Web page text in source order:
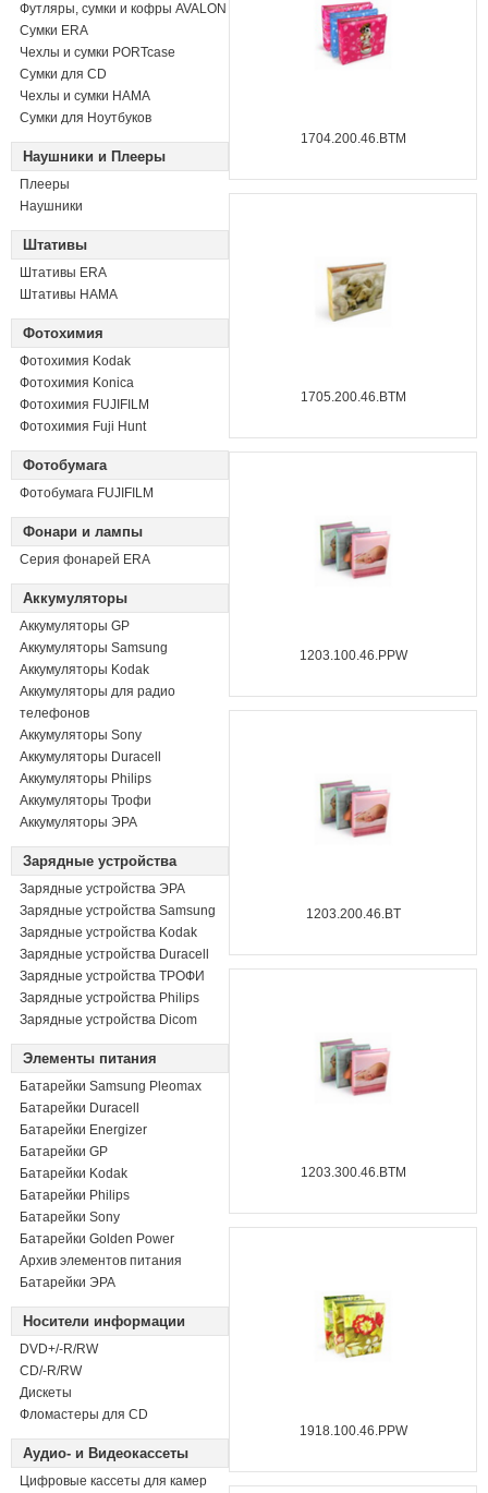
Футляры, сумки и кофры AVALON
Сумки ERA
Чехлы и сумки PORTcase
Сумки для CD
Чехлы и сумки HAMA
Сумки для Ноутбуков
Наушники и Плееры
Плееры
Наушники
Штативы
Штативы ERA
Штативы HAMA
Фотохимия
Фотохимия Kodak
Фотохимия Konica
Фотохимия FUJIFILM
Фотохимия Fuji Hunt
Фотобумага
Фотобумага FUJIFILM
Фонари и лампы
Серия фонарей ERA
Аккумуляторы
Аккумуляторы GP
Аккумуляторы Samsung
Аккумуляторы Kodak
Аккумуляторы для радио
телефонов
Аккумуляторы Sony
Аккумуляторы Duracell
Аккумуляторы Philips
Аккумуляторы Трофи
Аккумуляторы ЭРА
Зарядные устройства
Зарядные устройства ЭРА
Зарядные устройства Samsung
Зарядные устройства Kodak
Зарядные устройства Duracell
Зарядные устройства ТРОФИ
Зарядные устройства Philips
Зарядные устройства Dicom
Элементы питания
Батарейки Samsung Pleomax
Батарейки Duracell
Батарейки Energizer
Батарейки GP
Батарейки Kodak
Батарейки Philips
Батарейки Sony
Батарейки Golden Power
Архив элементов питания
Батарейки ЭРА
Носители информации
DVD+/-R/RW
СD/-R/RW
Дискеты
Фломастеры для CD
Аудио- и Видеокассеты
Цифровые кассеты для камер
1704.200.46.BTM
1705.200.46.BTM
1203.100.46.PPW
1203.200.46.BT
1203.300.46.BTM
1918.100.46.PPW